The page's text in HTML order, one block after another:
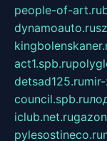
people-of-art.ru
dynamoauto.ru
act1.spb.ru
detsad125.ru
council.spb.ru
iclub.net.ru
pylesostineco.ru